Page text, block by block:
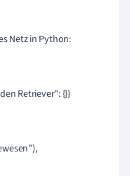
Netz in Python:
Retriever": {}}